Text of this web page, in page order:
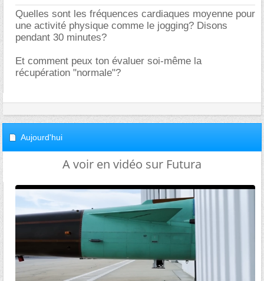
Quelles sont les fréquences cardiaques moyenne pour
une activité physique comme le jogging? Disons
pendant 30 minutes?
Et comment peux ton évaluer soi-même la
récupération "normale"?
Aujourd'hui
A voir en vidéo sur Futura